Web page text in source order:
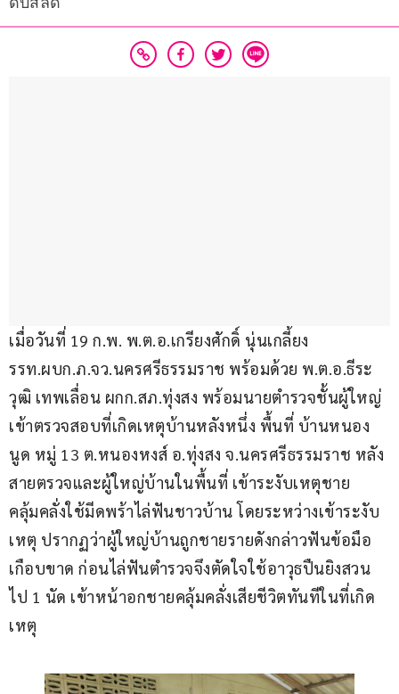
เมื่อวันที่ 19 ก.พ. พ.ต.อ.เกรียงศักดิ์ นุ่นเกลี้ยง
รรท.ผบก.ภ.จว.นครศรีธรรมราช พร้อมด้วย พ.ต.อ.ธีระ
วุฒิ เทพเลื่อน ผกก.สภ.ทุ่งสง พร้อมนายตำรวจชั้นผู้ใหญ่
เข้าตรวจสอบที่เกิดเหตุบ้านหลังหนึ่ง พื้นที่ บ้านหนอง
นูด หมู่ 13 ต.หนองหงส์ อ.ทุ่งสง จ.นครศรีธรรมราช หลัง
สายตรวจและผู้ใหญ่บ้านในพื้นที่ เข้าระงับเหตุชาย
คลุ้มคลั่งใช้มีดพร้าไล่ฟันชาวบ้าน โดยระหว่างเข้าระงับ
เหตุ ปรากฏว่าผู้ใหญ่บ้านถูกชายรายดังกล่าวฟันข้อมือ
เกือบขาด ก่อนไล่ฟันตำรวจจึงตัดใจใช้อาวุธปืนยิงสวน
ไป 1 นัด เข้าหน้าอกชายคลุ้มคลั่งเสียชีวิตทันทีในที่เกิด
เหตุ